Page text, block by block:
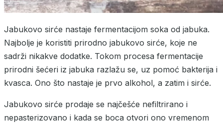
Jabukovo sirće nastaje fermentacijom soka od jabuka.
Najbolje je koristiti prirodno jabukovo sirće, koje ne
sadrži nikakve dodatke. Tokom procesa fermentacije
prirodni šećeri iz jabuka razlažu se, uz pomoć bakterija i
kvasca. Ono što nastaje je prvo alkohol, a zatim i sirće.
Jabukovo sirće prodaje se najčešće nefiltrirano i
nepasterizovano i kada se boca otvori ono vremenom